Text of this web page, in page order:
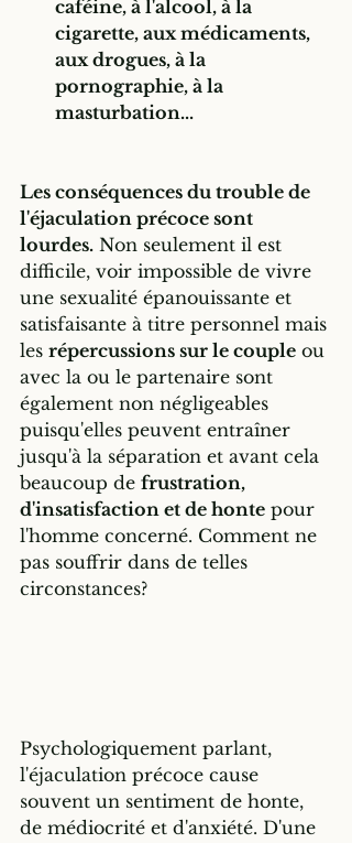
caféine, à l'alcool, à la
cigarette, aux médicaments,
aux drogues, à la
pornographie, à la
masturbation...
Les conséquences du trouble de
l'éjaculation précoce sont
lourdes. Non seulement il est
difficile, voir impossible de vivre
une sexualité épanouissante et
satisfaisante à titre personnel mais
les répercussions sur le couple ou
avec la ou le partenaire sont
également non négligeables
puisqu'elles peuvent entraîner
jusqu'à la séparation et avant cela
beaucoup de frustration,
d'insatisfaction et de honte pour
l'homme concerné. Comment ne
pas souffrir dans de telles
circonstances?
Psychologiquement parlant,
l'éjaculation précoce cause
souvent un sentiment de honte,
de médiocrité et d'anxiété. D'une